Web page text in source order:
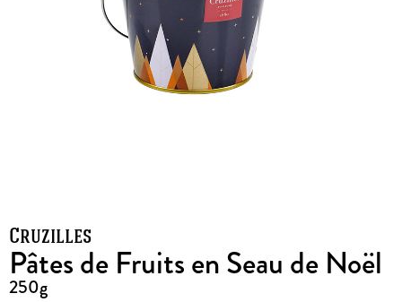
Cruzilles
Pâtes de Fruits en Seau de Noël
250g